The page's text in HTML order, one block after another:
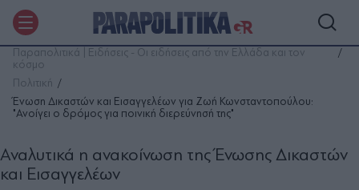
Παραπολιτικά | Ειδήσεις - Οι ειδήσεις από την Ελλάδα και τον
κόσμο
Πολιτική
Ένωση Δικαστών και Εισαγγελέων για Ζωή Κωνσταντοπούλου:
"Ανοίγει ο δρόμος για ποινική διερεύνησή της"
Αναλυτικά η ανακοίνωση της Ένωσης Δικαστών
και Εισαγγελέων